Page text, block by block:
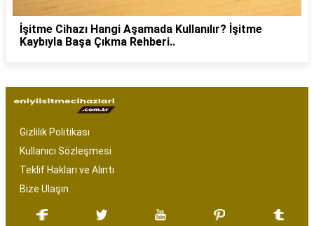
İşitme Cihazı Hangi Aşamada Kullanılır? İşitme
Kaybıyla Başa Çıkma Rehberi..
Gizlilik Politikası
Kullanıcı Sözleşmesi
Teklif Hakları ve Alıntı
Bize Ulaşın